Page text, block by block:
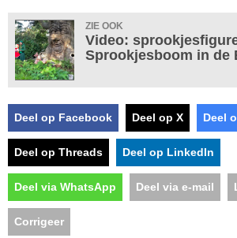
ZIE OOK
Video:
Sprookjesboom in de
Deel op Facebook Deel op X Deel
Deel op Threads Deel op LinkedIn
Deel via WhatsApp Deel via e-mail
Corrigeer